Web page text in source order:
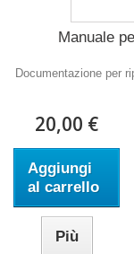
Manuale
Documentazione per
20,00 €
Aggiungi
al carrello
Più